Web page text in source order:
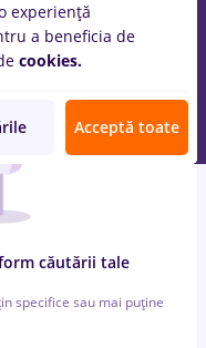
căutării tale
specifice sau mai puține
experiență
a beneficia de
cookies.
Acceptă toate